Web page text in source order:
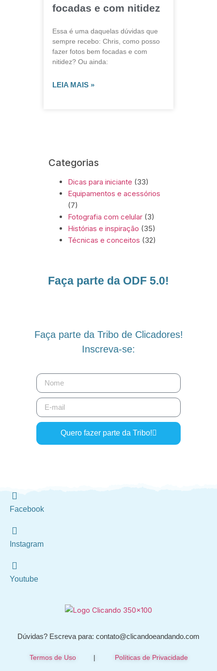
focadas e com nitidez
Essa é uma daquelas dúvidas que
sempre recebo: Chris, como posso
fazer fotos bem focadas e com
nitidez? Ou ainda:
LEIA MAIS »
Categorias
Dicas para iniciante (33)
Equipamentos e acessórios
(7)
Fotografia com celular (3)
Histórias e inspiração (35)
Técnicas e conceitos (32)
Faça parte da ODF 5.0!
Faça parte da Tribo de Clicadores!
Inscreva-se:
Quero fazer parte da Tribo!
Facebook
Instagram
Youtube
Dúvidas? Escreva para: contato@clicandoeandando.com
Termos de Uso| Políticas de Privacidade